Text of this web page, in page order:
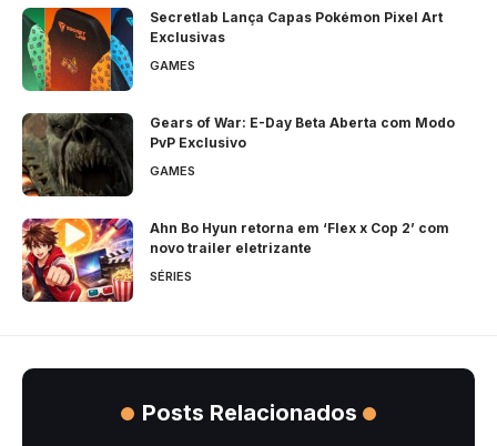
Secretlab Lança Capas Pokémon Pixel Art
Exclusivas
GAMES
Gears of War: E-Day Beta Aberta com Modo
PvP Exclusivo
GAMES
Ahn Bo Hyun retorna em ‘Flex x Cop 2’ com
novo trailer eletrizante
SÉRIES
Posts Relacionados